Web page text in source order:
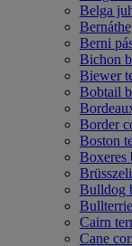
Belga
Berni
Bichon
Biewer
Bobtail
Border
Boston
Boxeres
Bulldog
Cairn
Cane